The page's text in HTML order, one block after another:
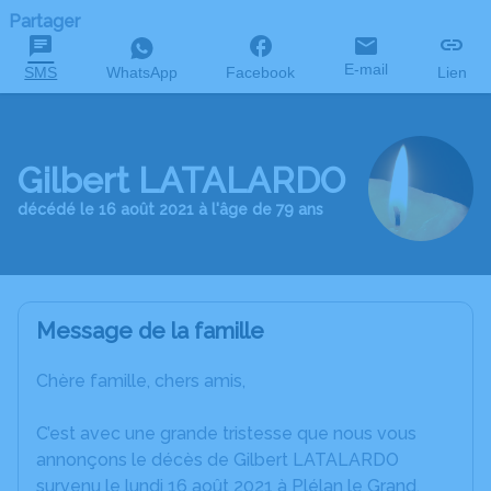
Partager
SMS WhatsApp Facebook E-mail Lien
Gilbert LATALARDO
décédé le 16 août 2021 à l'âge de 79 ans
Message de la famille
Chère famille, chers amis,
C’est avec une grande tristesse que nous vous
annonçons le décès de Gilbert LATALARDO
survenu le lundi 16 août 2021 à Plélan le Grand.